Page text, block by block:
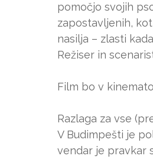
pomočjo svojih
zapostavljenih,
nasilja – zlasti
Režiser in
Film bo v
Razlaga za vse
V Budimpešti je
vendar je pravkar